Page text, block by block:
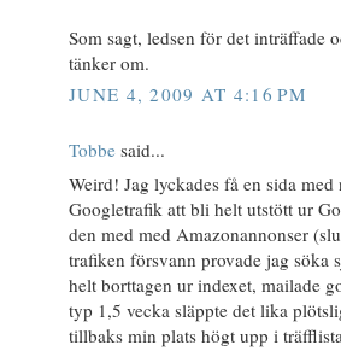
Som sagt, ledsen för det inträffade
tänker om.
JUNE 4, 2009 AT 4:16 PM
Tobbe said...
Weird! Jag lyckades få en sida
Googletrafik att bli helt utstött ur
den med med Amazonannonser
trafiken försvann provade jag söka
helt borttagen ur indexet, mailade
typ 1,5 vecka släppte det lika
tillbaks min plats högt upp i